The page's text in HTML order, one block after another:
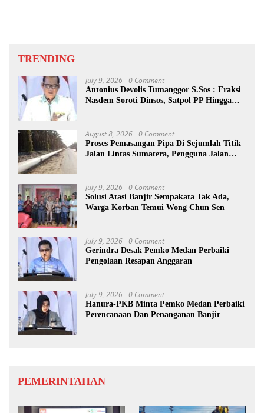
TRENDING
July 9, 2026 0 Comment
Antonius Devolis Tumanggor S.Sos : Fraksi
Nasdem Soroti Dinsos, Satpol PP Hingga
August 8, 2026 0 Comment
Proses Pemasangan Pipa Di Sejumlah Titik
Jalan Lintas Sumatera, Pengguna Jalan
July 9, 2026 0 Comment
Solusi Atasi Banjir Sempakata Tak Ada,
Warga Korban Temui Wong Chun Sen
July 9, 2026 0 Comment
Gerindra Desak Pemko Medan Perbaiki
Pengolaan Resapan Anggaran
July 9, 2026 0 Comment
Hanura-PKB Minta Pemko Medan Perbaiki
Perencanaan Dan Penanganan Banjir
PEMERINTAHAN